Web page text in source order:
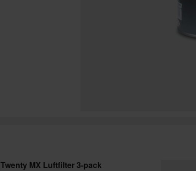
Twenty MX Luftfilter 3-pack